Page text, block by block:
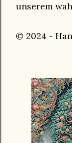
unserem
© 2024 -